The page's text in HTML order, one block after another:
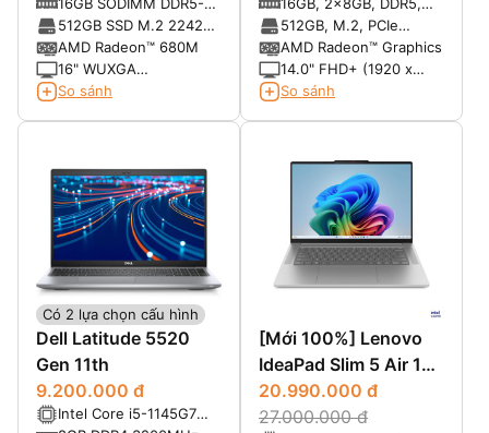
SSD 512GB, 16"
WUXGA)
4.75GHz, 4MB L2 /
16MB L3)
16GB SODIMM DDR5-
4800 Up to 64GB
512GB SSD M.2 2242
PCIe 4.0x4 NVMe
AMD Radeon™ 680M
16" WUXGA
(1920x1200) IPS
So sánh
Processor with
Radeon™ Graphics
16GB, 2x8GB, DDR5,
5600 MT/s
512GB, M.2, PCIe
NVMe, SSD
AMD Radeon™ Graphics
14.0" FHD+ (1920 x
1280), 300 nits, 100%
So sánh
Có 2 lựa chọn cấu hình
Dell Latitude 5520
Gen 11th
9.200.000 đ
Intel Core i5-1145G7
[Mới 100%] Lenovo
IdeaPad Slim 5 Air 15
2026 (Xiaoxin Air 15)
20.990.000 đ
27.000.000 đ